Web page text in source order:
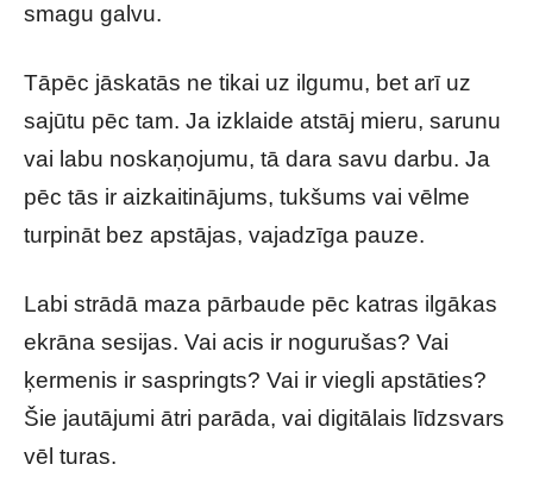
smagu galvu.
Tāpēc jāskatās ne tikai uz ilgumu, bet arī uz
sajūtu pēc tam. Ja izklaide atstāj mieru, sarunu
vai labu noskaņojumu, tā dara savu darbu. Ja
pēc tās ir aizkaitinājums, tukšums vai vēlme
turpināt bez apstājas, vajadzīga pauze.
Labi strādā maza pārbaude pēc katras ilgākas
ekrāna sesijas. Vai acis ir nogurušas? Vai
ķermenis ir saspringts? Vai ir viegli apstāties?
Šie jautājumi ātri parāda, vai digitālais līdzsvars
vēl turas.